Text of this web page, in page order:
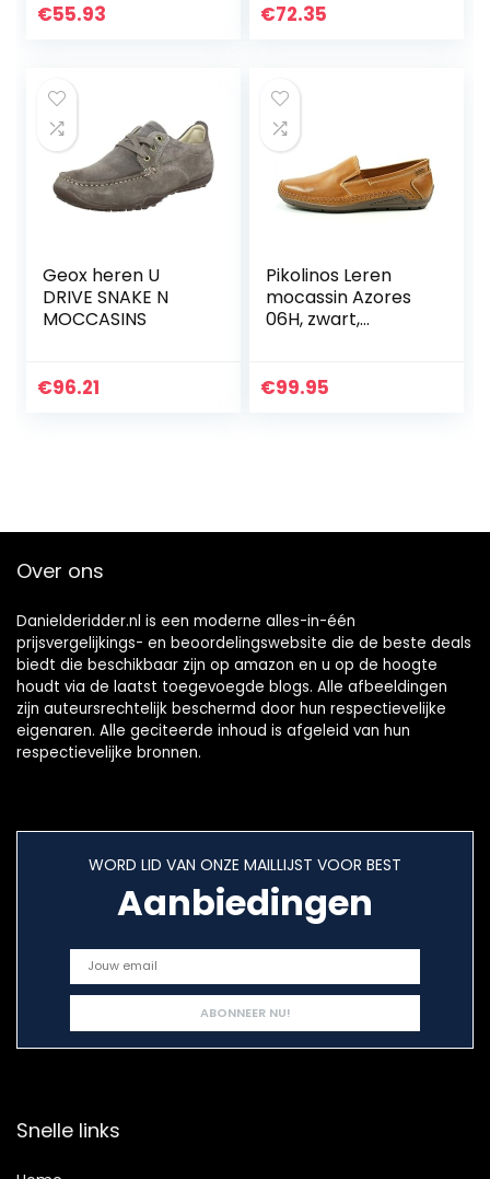
€55.93 €72.35
Geox heren U
DRIVE SNAKE N
MOCCASINS
€96.21
Pikolinos Leren
mocassin Azores
06H, zwart,
€99.95
Over ons
Danielderidder.nl is een moderne alles-in-één
prijsvergelijkings- en beoordelingswebsite die de beste deals
biedt die beschikbaar zijn op amazon en u op de hoogte
houdt via de laatst toegevoegde blogs. Alle afbeeldingen
zijn auteursrechtelijk beschermd door hun respectievelijke
eigenaren. Alle geciteerde inhoud is afgeleid van hun
respectievelijke bronnen.
WORD LID VAN ONZE MAILLIJST VOOR BEST
Aanbiedingen
Snelle links